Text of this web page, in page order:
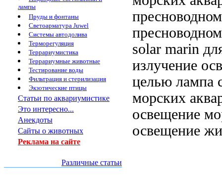
лампы
Пруды и фонтаны
Светоарматура Juwel
Системы автодолива
Терморегуляция
Террариумистика
Террариумные животные
Тестирование воды
Фильтрация и стерилизация
Экзотические птицы
Статьи по аквариумистике
Это интересно...
Анекдоты
Сайты о животных
Реклама на сайте
Различные статьи
solar marin
излучение
целью лампа
морских
освещение
освещение